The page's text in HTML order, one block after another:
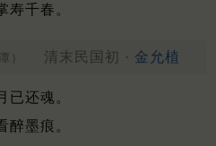
寿千春。
） 清末民国初 · 金允植
已还魂。
醉墨痕。